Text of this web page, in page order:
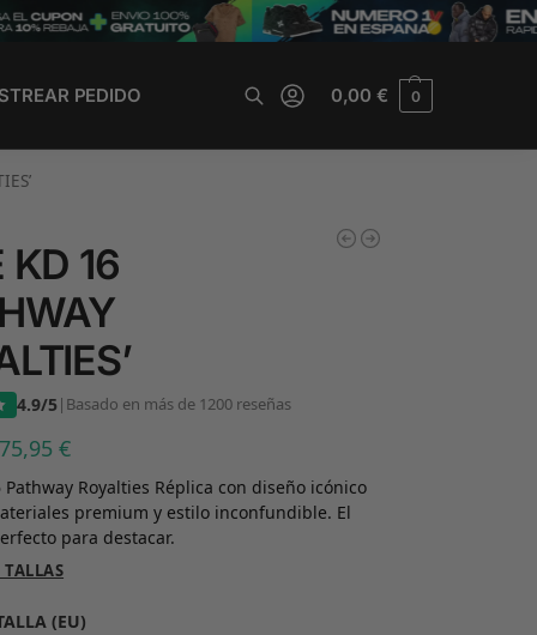
PEDIDO 0,00€ 0
KD 16
4.9/5| Basado en más de 1200 reseñas
75,95€
Pathway Royalties Réplica con diseño icónico
premium y estilo inconfundible. El
para destacar.
(EU)